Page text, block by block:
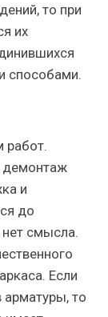
то при
их
способами.
работ.
демонтаж
и
до
смысла.
Если
то